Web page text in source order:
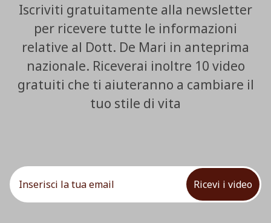
Iscriviti gratuitamente alla newsletter
per ricevere tutte le informazioni
relative al Dott. De Mari in anteprima
nazionale. Riceverai inoltre 10 video
gratuiti che ti aiuteranno a cambiare il
tuo stile di vita
Ricevi i video